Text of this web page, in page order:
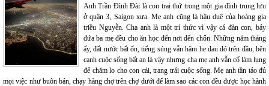
Anh Trần Đình Đài là con trai thứ trong một gia đình trung lưu
ở quận 3, Saigon xưa. Mẹ anh cũng là hậu duệ của hoàng gia
triều Nguyễn. Cha anh là một trí thức vì vậy cả đàn con, bảy
đứa ba mẹ đều cho ăn học đến nơi đến chốn. Những năm tháng
ấy, đất nước bất ổn, tiếng súng vẫn hăm he đau đó trên đầu, bên
cạnh cuộc sống bất an là vậy nhưng cha mẹ anh vẫn cố làm lụng
để chăm lo cho con cái, trang trải cuộc sống. Mẹ anh tần tảo đủ
mọi việc như buôn bán, chạy hàng chợ trên chợ dưới để làm sao các con đều được học hành